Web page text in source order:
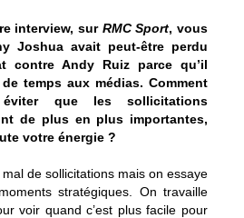
interview, sur RMC Sport, vous
Joshua avait peut-être perdu
contre Andy Ruiz parce qu’il
temps aux médias. Comment
que les sollicitations
de plus en plus importantes,
votre énergie ?
mal de sollicitations mais on essaye
stratégiques. On travaille
voir quand c’est plus facile pour